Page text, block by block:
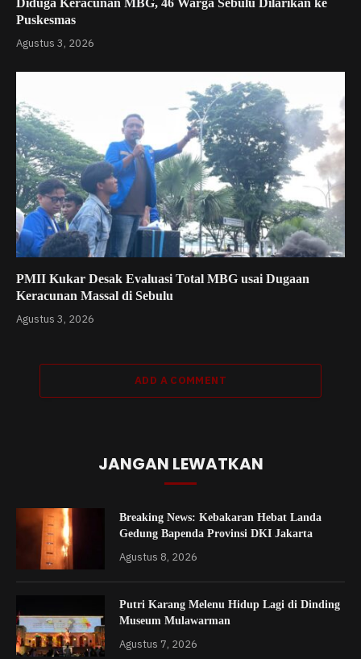
Diduga Keracunan MBG, 46 Warga Sebulu Dilarikan ke
Puskesmas
Agustus 3, 2026
PMII Kukar Desak Evaluasi Total MBG usai Dugaan
Keracunan Massal di Sebulu
Agustus 3, 2026
ADD A COMMENT
JANGAN LEWATKAN
Breaking News: Kebakaran Hebat Landa
Gedung Bapenda Provinsi DKI Jakarta
Agustus 8, 2026
Putri Karang Melenu Hidup Lagi di Dinding
Museum Mulawarman
Agustus 7, 2026